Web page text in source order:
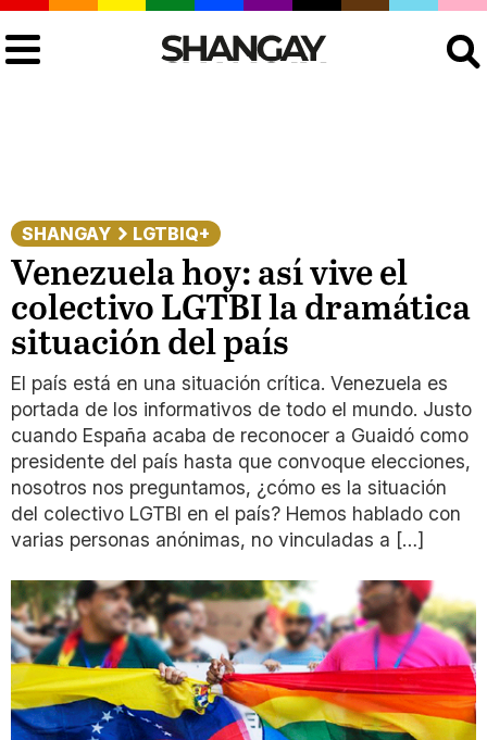
SHANGAY LGTBIQ+
Venezuela hoy: así vive el
colectivo LGTBI la dramática
situación del país
El país está en una situación crítica. Venezuela es
portada de los informativos de todo el mundo. Justo
cuando España acaba de reconocer a Guaidó como
presidente del país hasta que convoque elecciones,
nosotros nos preguntamos, ¿cómo es la situación
del colectivo LGTBI en el país? Hemos hablado con
varias personas anónimas, no vinculadas a […]